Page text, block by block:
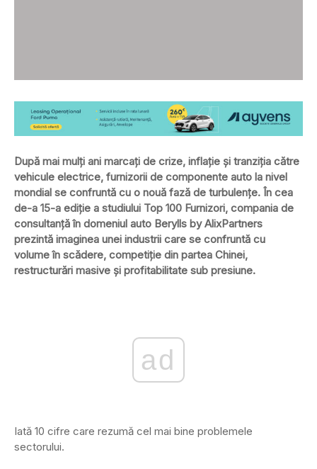
După mai mulți ani marcați de crize, inflație și tranziția către
vehicule electrice, furnizorii de componente auto la nivel
mondial se confruntă cu o nouă fază de turbulențe. În cea
de-a 15-a ediție a studiului Top 100 Furnizori, compania de
consultanță în domeniul auto Berylls by AlixPartners
prezintă imaginea unei industrii care se confruntă cu
volume în scădere, competiție din partea Chinei,
restructurări masive și profitabilitate sub presiune.
ad
Iată 10 cifre care rezumă cel mai bine problemele
sectorului.